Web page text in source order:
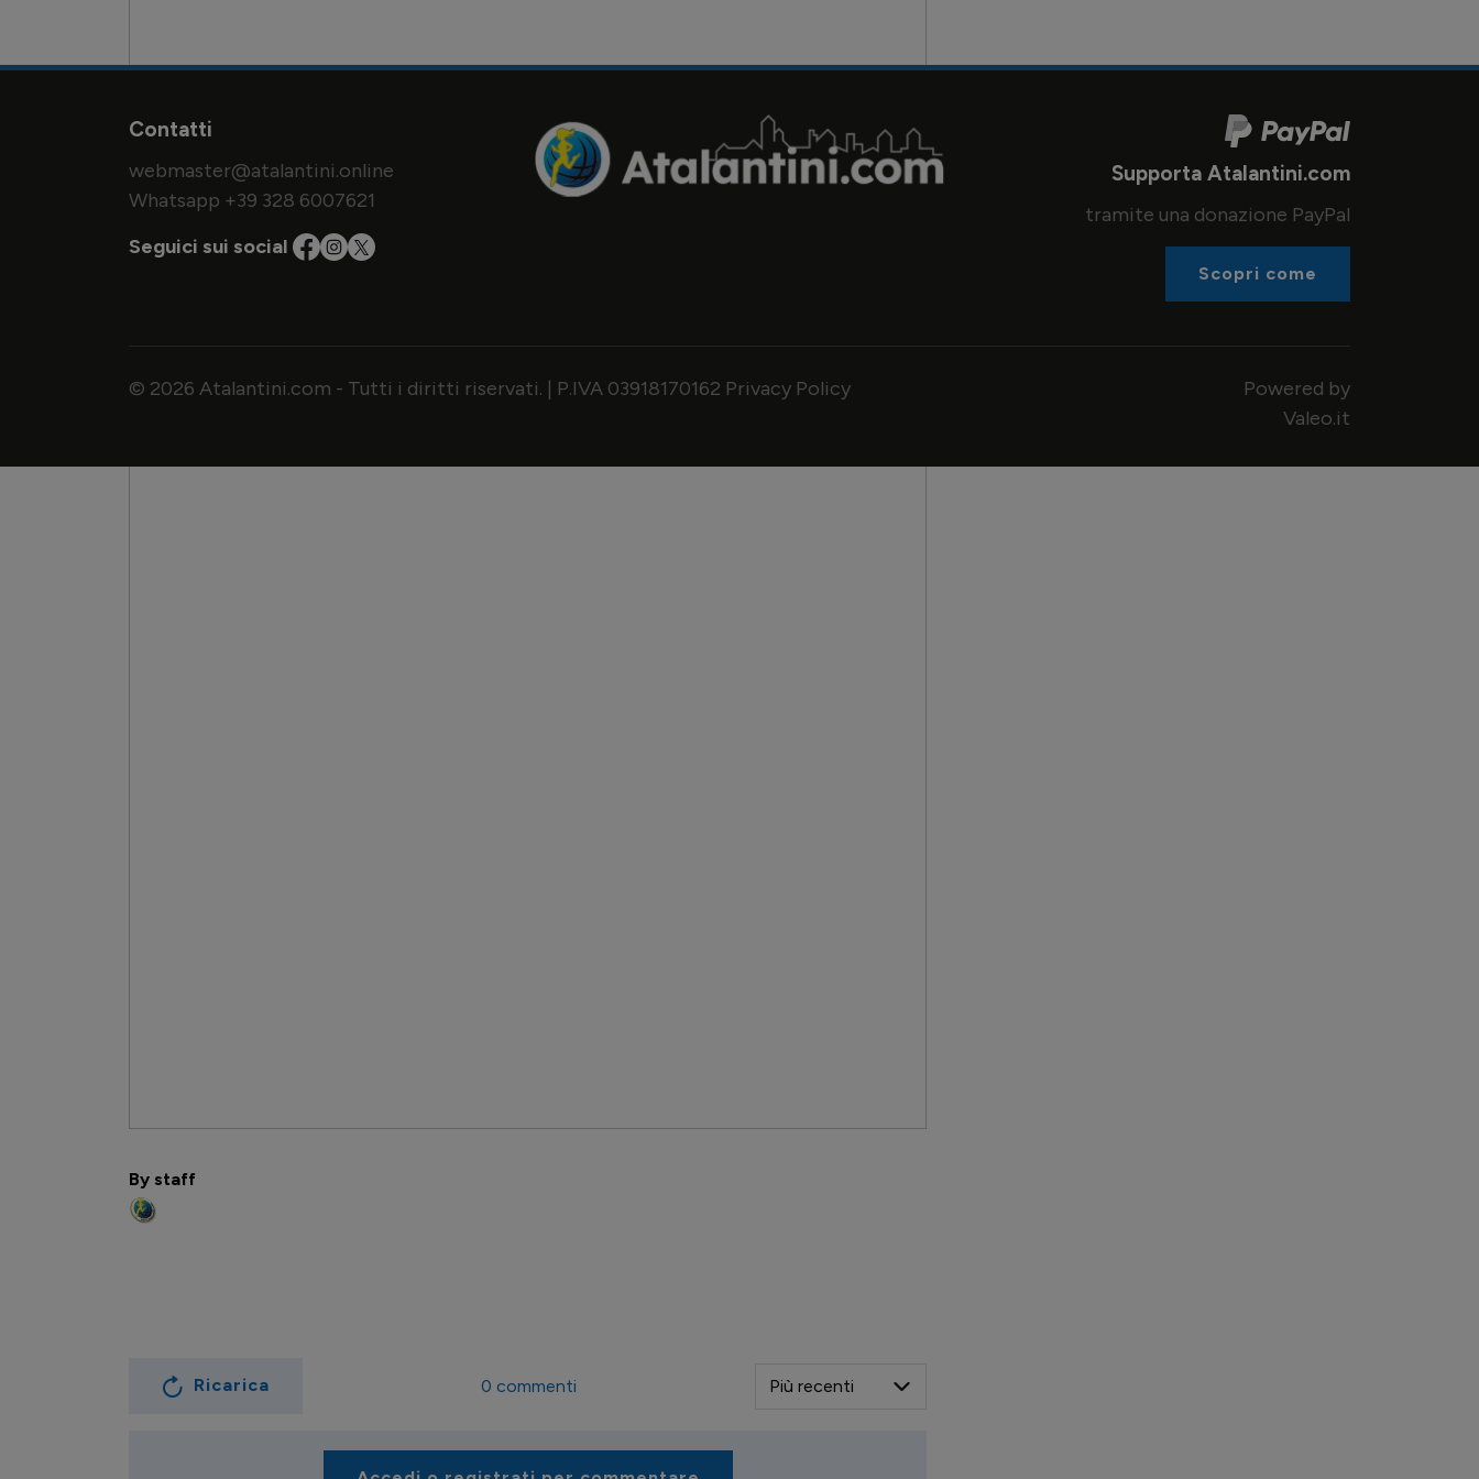
By staff
Ricarica 0 commenti
Contatti
webmaster@atalantini.online
Whatsapp +39 328 6007621
Seguici sui social
Supporta Atalantini.com
tramite una donazione PayPal
Scopri come
© 2026 Atalantini.com - Tutti i diritti riservati. | P.IVA 03918170162 Privacy Policy
Powered by
Valeo.it